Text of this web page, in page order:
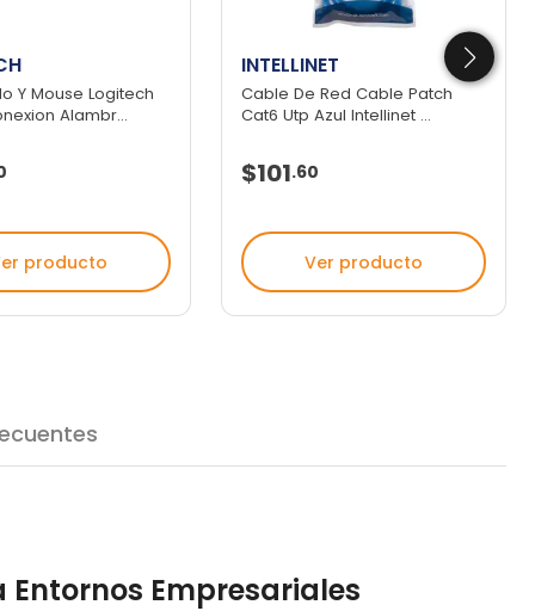
Y Mouse Logitech
Alambr...
producto
INTELLINET
Cable De Red Cable Patch
Cat6 Utp Azul Intellinet ...
$101.60
Ver producto
Empresariales